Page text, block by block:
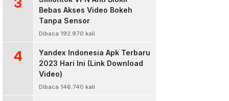
Bebas Akses Video Bokeh
Tanpa Sensor
Dibaca 192.970 kali
4
Yandex Indonesia Apk Terbaru
2023 Hari Ini (Link Download
Video)
Dibaca 146.740 kali